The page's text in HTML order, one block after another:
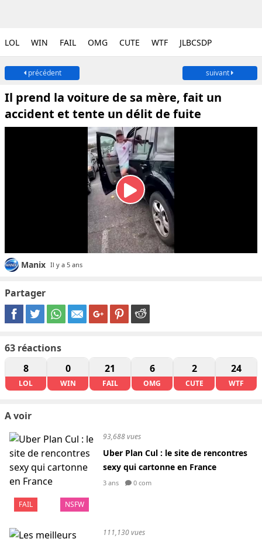
LOL WIN FAIL OMG CUTE WTF JLBCSDP
précédent suivant
Il prend la voiture de sa mère, fait un
accident et tente un délit de fuite
Manix Il y a 5 ans
Partager
63 réactions
8
LOL
0
WIN
21
FAIL
6
OMG
2
CUTE
24
WTF
A voir
FAIL NSFW
93,688 vues
Uber Plan Cul : le site de rencontres
sexy qui cartonne en France
3 ans 0 com
111,130 vues